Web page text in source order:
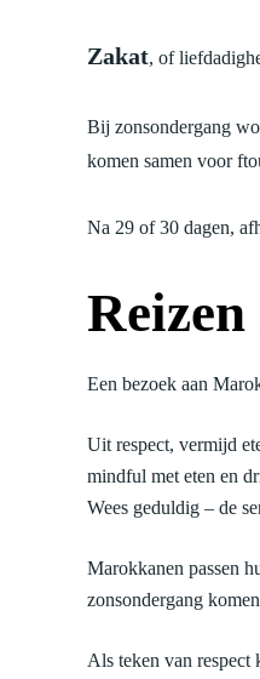
Zakat, of
Bij zonsondergang
komen samen voor
Na 29 of 30 dagen,
Een bezoek aan
Uit respect, vermijd
mindful met eten en
Wees geduldig – de
Marokkanen passen
zonsondergang
Als teken van respect